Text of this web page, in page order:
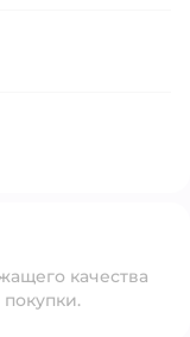
качества